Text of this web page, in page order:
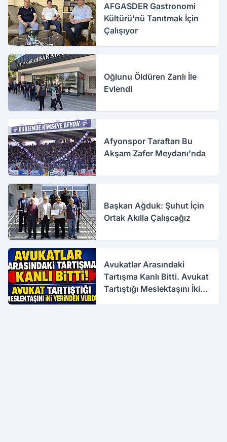
AFGASDER Gastronomi
Kültürü'nü Tanıtmak İçin
Çalışıyor
Oğlunu Öldüren Zanlı İle
Evlendi
Afyonspor Taraftarı Bu
Akşam Zafer Meydanı’nda
Başkan Ağduk: Şuhut İçin
Ortak Akılla Çalışcağız
Avukatlar Arasındaki
Tartışma Kanlı Bitti. Avukat
Tartıştığı Meslektaşını İki